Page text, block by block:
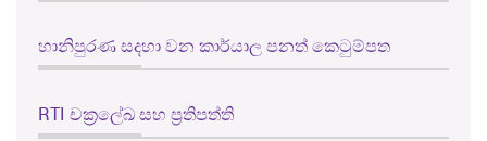
හානිපුරණ සදහා වන කාර්යාල පනත් කෙටුම්පත
RTI චක්‍රලේඛ සහ ප්‍රතිපත්ති